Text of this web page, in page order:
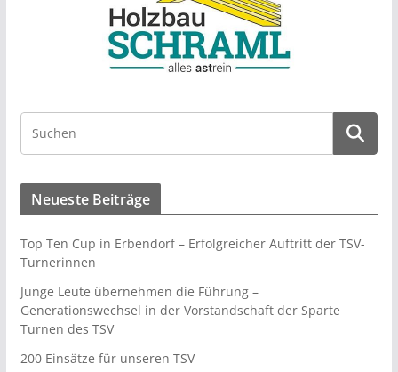
Neueste Beiträge
Top Ten Cup in Erbendorf – Erfolgreicher Auftritt der TSV-
Turnerinnen
Junge Leute übernehmen die Führung –
Generationswechsel in der Vorstandschaft der Sparte
Turnen des TSV
200 Einsätze für unseren TSV